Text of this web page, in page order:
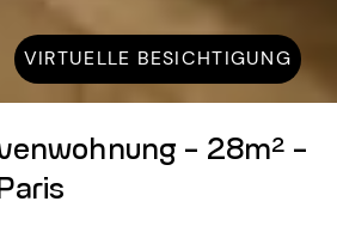
VIRTUELLE BESICHTIGUNG
- 28m² -